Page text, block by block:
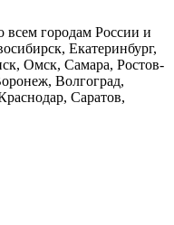
всем городам России и
Екатеринбург,
Омск, Самара, Ростов-
Волгоград,
Саратов,